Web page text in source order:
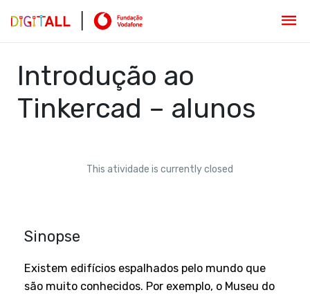
Introdução ao
Tinkercad – alunos
This atividade is currently closed
Sinopse
Existem edifícios espalhados pelo mundo que
são muito conhecidos. Por exemplo, o Museu do